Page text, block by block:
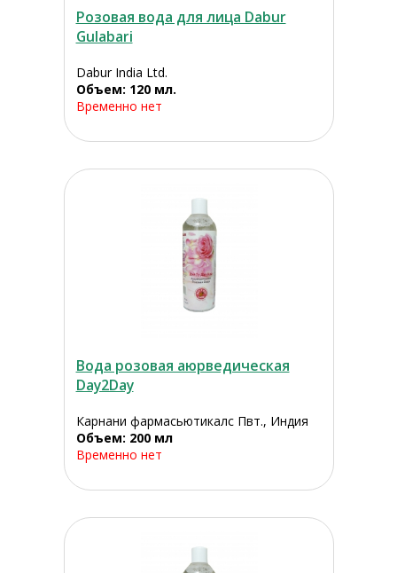
Розовая вода для лица Dabur
Gulabari
Dabur India Ltd.
Объем: 120 мл.
Временно нет
Вода розовая аюрведическая
Day2Day
Карнани фармасьютикалс Пвт., Индия
Объем: 200 мл
Временно нет